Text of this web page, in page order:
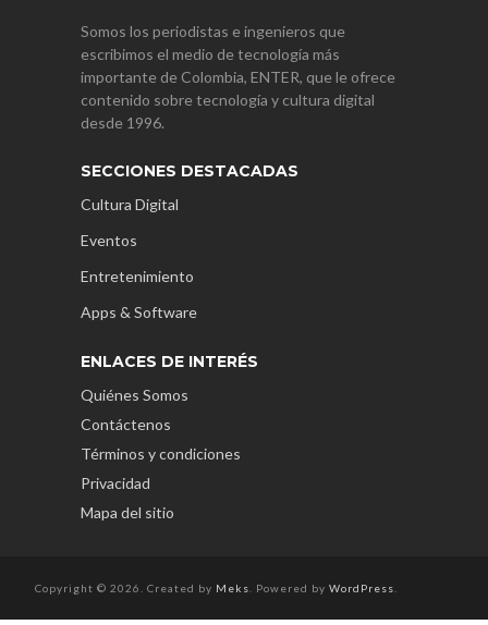
Somos los periodistas e ingenieros que
escribimos el medio de tecnología más
importante de Colombia, ENTER, que le ofrece
contenido sobre tecnología y cultura digital
desde 1996.
SECCIONES DESTACADAS
Cultura Digital
Eventos
Entretenimiento
Apps & Software
ENLACES DE INTERÉS
Quiénes Somos
Contáctenos
Términos y condiciones
Privacidad
Mapa del sitio
Copyright © 2026. Created by Meks . Powered by WordPress